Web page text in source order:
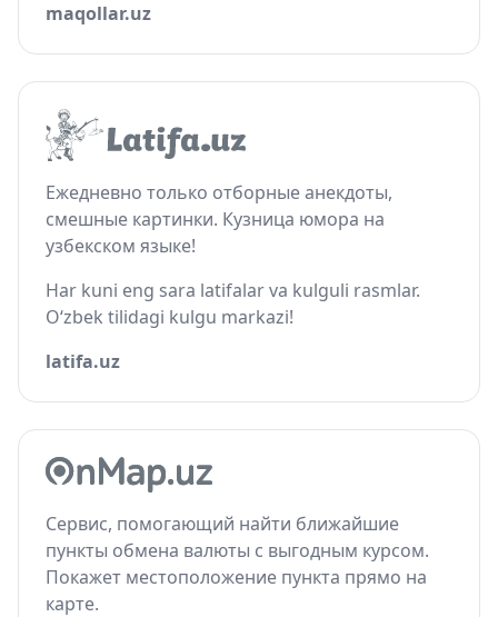
maqollar.uz
Ежедневно только отборные анекдоты,
смешные картинки. Кузница юмора на
узбекском языке!
Har kuni eng sara latifalar va kulguli rasmlar.
O‘zbek tilidagi kulgu markazi!
latifa.uz
Сервис, помогающий найти ближайшие
пункты обмена валюты с выгодным курсом.
Покажет местоположение пункта прямо на
карте.